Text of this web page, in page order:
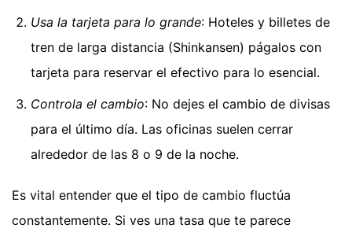
Usa la tarjeta para lo grande: Hoteles y billetes de
tren de larga distancia (Shinkansen) págalos con
tarjeta para reservar el efectivo para lo esencial.
Controla el cambio: No dejes el cambio de divisas
para el último día. Las oficinas suelen cerrar
alrededor de las 8 o 9 de la noche.
Es vital entender que el tipo de cambio fluctúa
constantemente. Si ves una tasa que te parece